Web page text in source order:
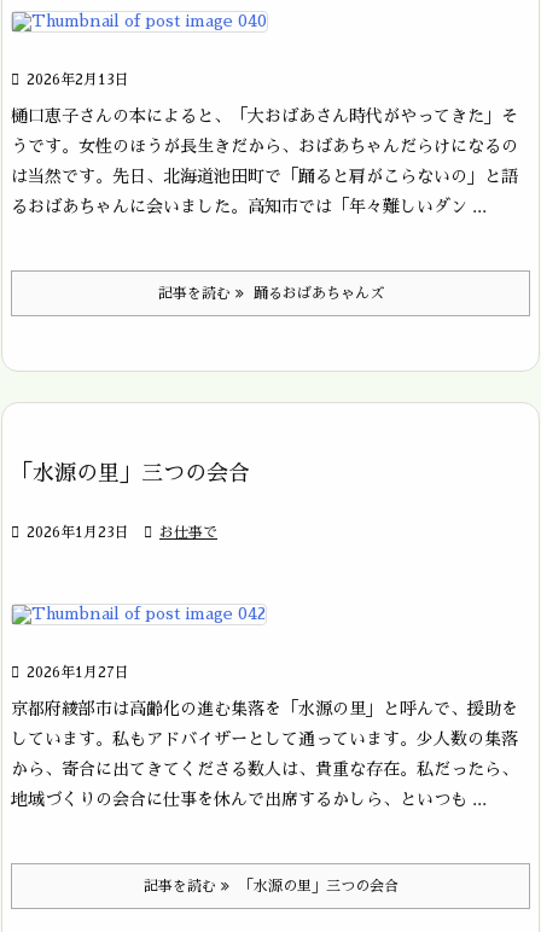
 2026年2月13日
樋口恵子さんの本によると、「大おばあさん時代がやってきた」そ
うです。女性のほうが長生きだから、おばあちゃんだらけになるの
は当然です。先日、北海道池田町で「踊ると肩がこらないの」と語
るおばあちゃんに会いました。高知市では「年々難しいダン ...
記事を読む 踊るおばあちゃんズ
「水源の里」三つの会合
 2026年1月23日  お仕事で
 2026年1月27日
京都府綾部市は高齢化の進む集落を「水源の里」と呼んで、援助を
しています。私もアドバイザーとして通っています。少人数の集落
から、寄合に出てきてくださる数人は、貴重な存在。私だったら、
地域づくりの会合に仕事を休んで出席するかしら、といつも ...
記事を読む 「水源の里」三つの会合